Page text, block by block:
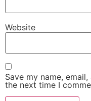
Website
Save my name,
the next time I